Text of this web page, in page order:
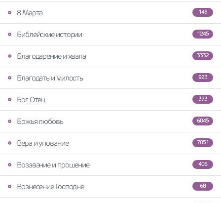
145
8 Марта
1245
Библейские истории
3332
Благодарение и хвала
923
Благодать и милость
373
Бог Отец
6045
Божья любовь
7051
Вера и упование
406
Воззвание и прошение
68
Вознесение Господне